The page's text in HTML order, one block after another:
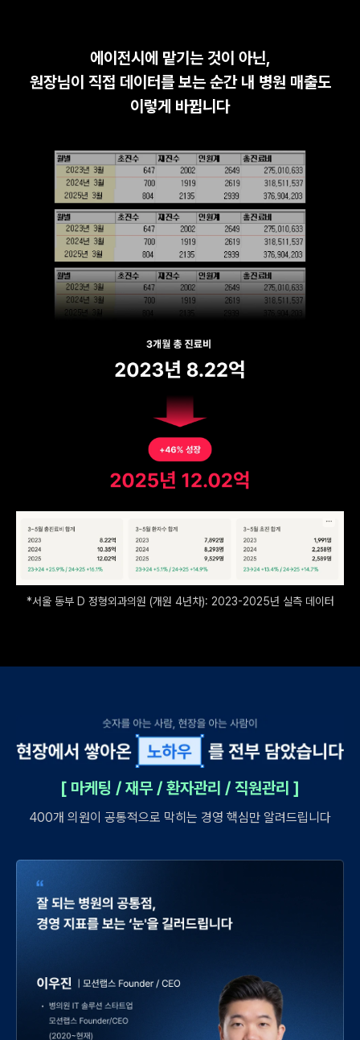
에이전시에 맡기는 것이 아닌,
원장님이 직접 데이터를 보는 순간 내 병원 매출도
이렇게 바뀝니다
*서울 동부 D 정형외과의원 (개원 4년차): 2023-2025년 실측 데이터
[ 마케팅 / 재무 / 환자관리 / 직원관리 ]
400개 의원이 공통적으로 막히는 경영 핵심만 알려드립니다